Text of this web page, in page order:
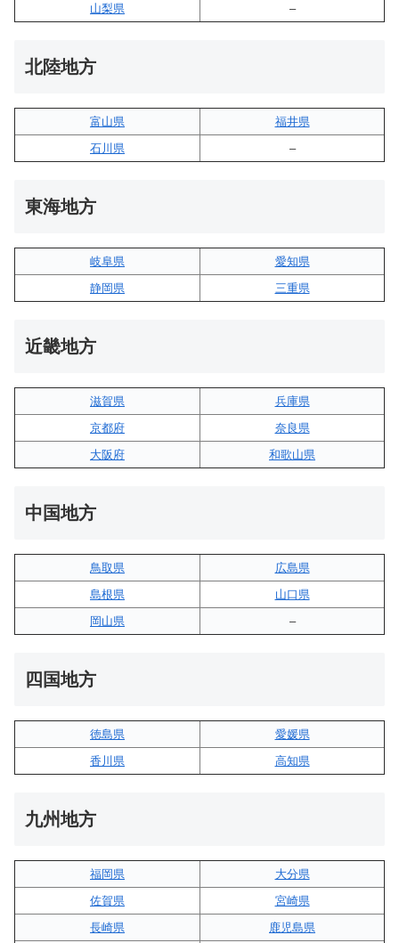
山梨県
–
北陸地方
富山県
福井県
石川県
–
東海地方
岐阜県
愛知県
静岡県
三重県
近畿地方
滋賀県
兵庫県
京都府
奈良県
大阪府
和歌山県
中国地方
鳥取県
広島県
島根県
山口県
岡山県
–
四国地方
徳島県
愛媛県
香川県
高知県
九州地方
福岡県
大分県
佐賀県
宮崎県
長崎県
鹿児島県